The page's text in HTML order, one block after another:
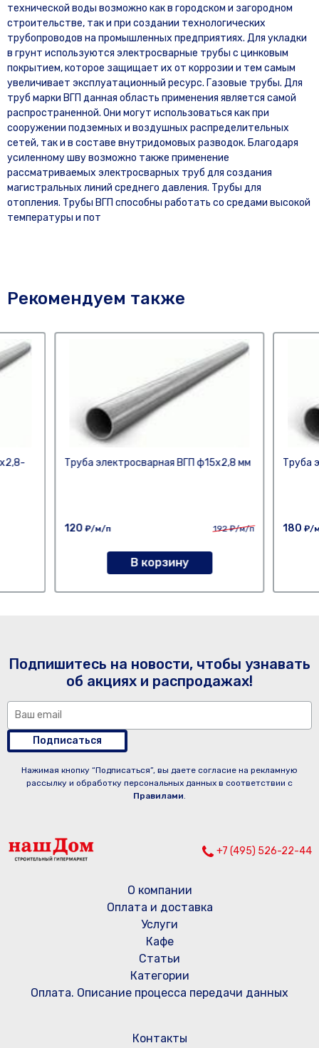
технической воды возможно как в городском и загородном
строительстве, так и при создании технологических
трубопроводов на промышленных предприятиях. Для укладки
в грунт используются электросварные трубы с цинковым
покрытием, которое защищает их от коррозии и тем самым
увеличивает эксплуатационный ресурс. Газовые трубы. Для
труб марки ВГП данная область применения является самой
распространенной. Они могут использоваться как при
сооружении подземных и воздушных распределительных
сетей, так и в составе внутридомовых разводок. Благодаря
усиленному шву возможно также применение
рассматриваемых электросварных труб для создания
магистральных линий среднего давления. Трубы для
отопления. Трубы ВГП способны работать со средами высокой
температуры и пот
Рекомендуем также
Труба электросварная ВГП ф15х2,8 мм
120 ₽/м/п 192₽/м/п
В корзину
Труба
180 ₽/
Подпишитесь на новости, чтобы узнавать
об акциях и распродажах!
Подписаться
Нажимая кнопку “Подписаться”, вы даете согласие на рекламную
рассылку и обработку персональных данных в соответствии с
Правилами.
+7 (495) 526-22-44
О компании
Оплата и доставка
Услуги
Кафе
Статьи
Категории
Оплата. Описание процесса передачи данных
Контакты